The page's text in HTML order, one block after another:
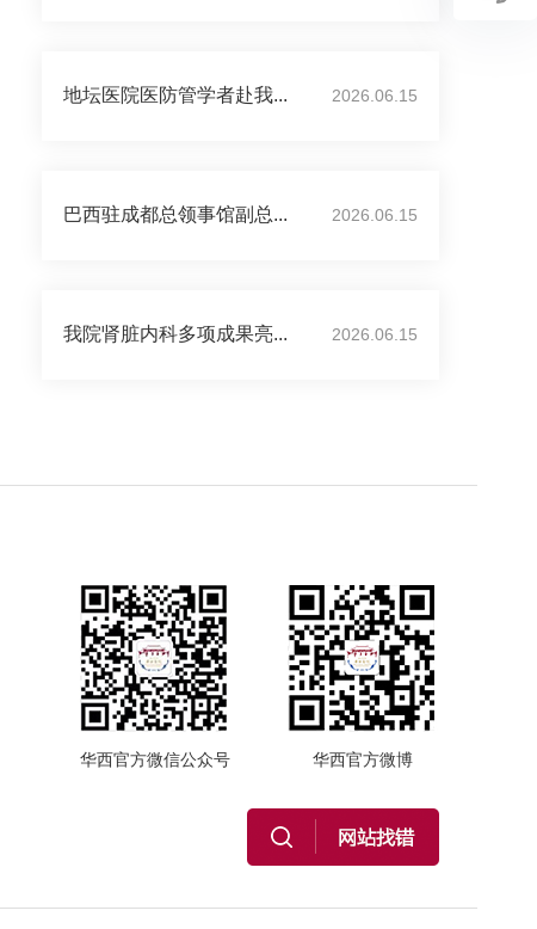
地坛医院医防管学者赴我... 2026.06.15
巴西驻成都总领事馆副总... 2026.06.15
我院肾脏内科多项成果亮... 2026.06.15
华西官方微信公众号 华西官方微博